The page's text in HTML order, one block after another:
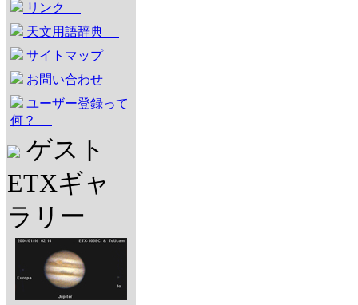
リンク
天文用語辞典
サイトマップ
お問い合わせ
ユーザー登録って
何？
ゲスト
ETXギャ
ラリー